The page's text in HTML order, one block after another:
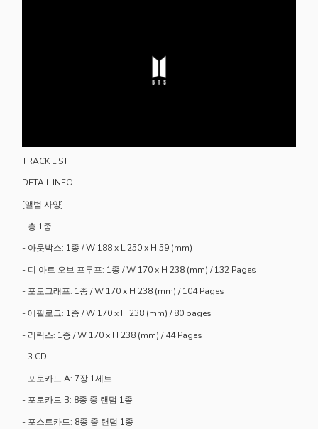
TRACK LIST
DETAIL INFO
[앨범 사양]
- 총 1종
- 아웃박스: 1종 / W 188 x L 250 x H 59 (mm)
- 디 아트 오브 프루프: 1종 / W 170 x H 238 (mm) / 132 Pages
- 포토그래프: 1종 / W 170 x H 238 (mm) / 104 Pages
- 에필로그: 1종 / W 170 x H 238 (mm) / 80 pages
- 리릭스: 1종 / W 170 x H 238 (mm) / 44 Pages
- 3 CD
- 포토카드 A: 7장 1세트
- 포토카드 B: 8종 중 랜덤 1종
- 포스트카드: 8종 중 랜덤 1종